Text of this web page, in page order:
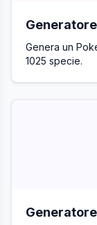
Genera un
1025 specie.